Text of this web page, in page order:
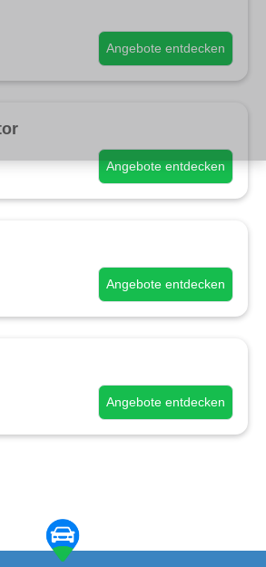
Angebote entdecken
Angebote entdecken
Angebote entdecken
Angebote entdecken